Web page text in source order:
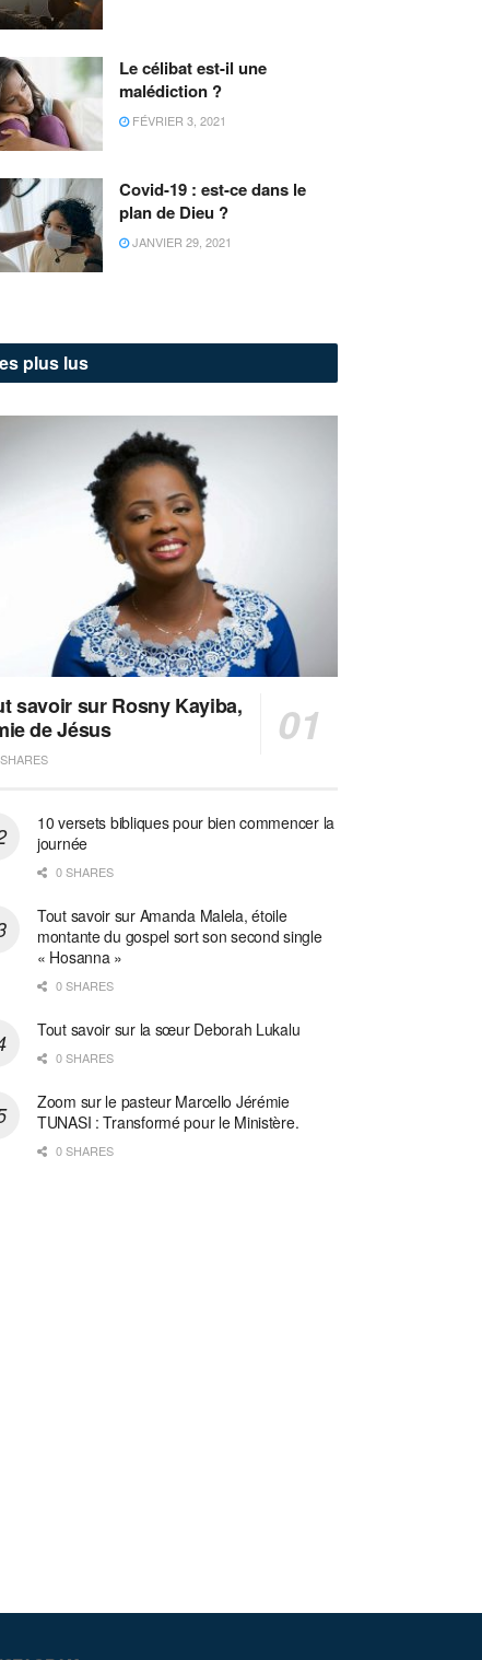
Le célibat est-il une
malédiction ?
FÉVRIER 3, 2021
Covid-19 : est-ce dans le
plan de Dieu ?
JANVIER 29, 2021
plus lus
savoir sur Rosny Kayiba,
de Jésus
10 versets bibliques pour bien commencer la
journée
0 SHARES
Tout savoir sur Amanda Malela, étoile
montante du gospel sort son second single
« Hosanna »
0 SHARES
Tout savoir sur la sœur Deborah Lukalu
0 SHARES
Zoom sur le pasteur Marcello Jérémie
TUNASI : Transformé pour le Ministère.
0 SHARES